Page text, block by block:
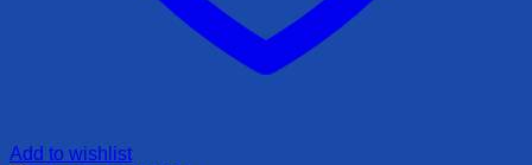
Add to wishlist